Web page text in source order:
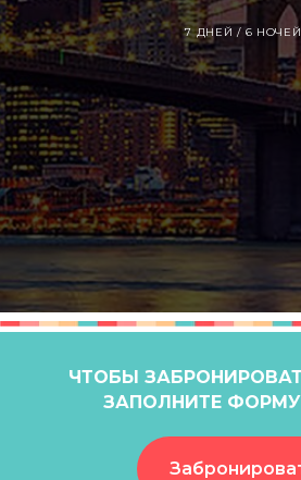
7 ДНЕЙ / 6 НОЧЕЙ
ЧТОБЫ
ЗАПОЛНИТЕ ФОРМУ